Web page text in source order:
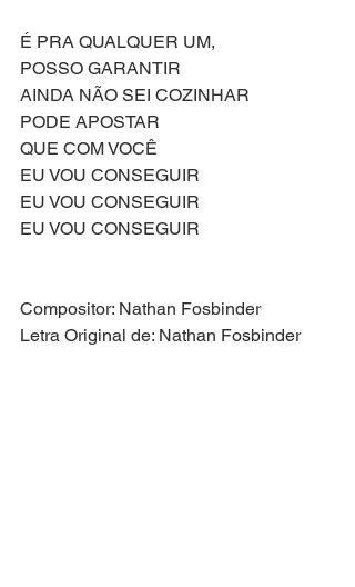
É PRA QUALQUER UM,
POSSO GARANTIR
AINDA NÃO SEI COZINHAR
PODE APOSTAR
QUE COM VOCÊ
EU VOU CONSEGUIR
EU VOU CONSEGUIR
EU VOU CONSEGUIR
Compositor: Nathan Fosbinder
Letra Original de: Nathan Fosbinder